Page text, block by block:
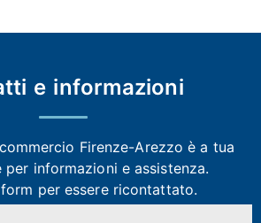
e informazioni
Firenze-Arezzoè a tua
per informazioni e assistenza.
per essere ricontattato.